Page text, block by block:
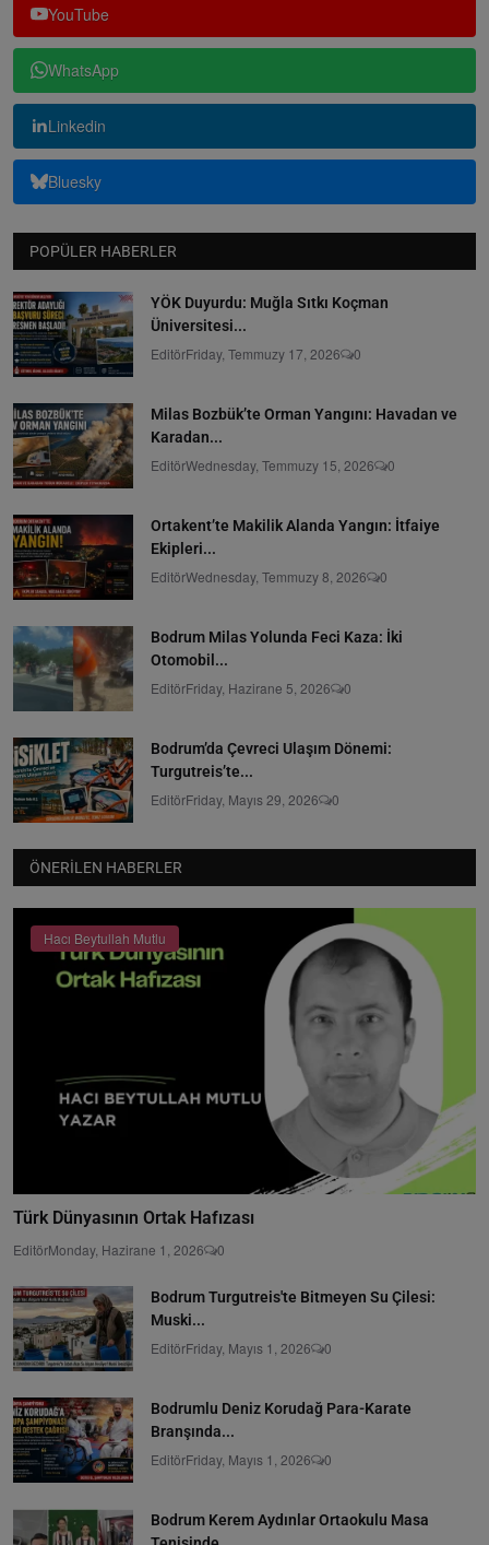
YouTube
WhatsApp
Linkedin
Bluesky
POPÜLER HABERLER
YÖK Duyurdu: Muğla Sıtkı Koçman
Üniversitesi...
EditörFriday, Temmuzy 17, 2026 0
Milas Bozbük’te Orman Yangını: Havadan ve
Karadan...
EditörWednesday, Temmuzy 15, 2026 0
Ortakent’te Makilik Alanda Yangın: İtfaiye
Ekipleri...
EditörWednesday, Temmuzy 8, 2026 0
Bodrum Milas Yolunda Feci Kaza: İki
Otomobil...
EditörFriday, Hazirane 5, 2026 0
Bodrum’da Çevreci Ulaşım Dönemi:
Turgutreis’te...
EditörFriday, Mayıs 29, 2026 0
ÖNERILEN HABERLER
Hacı Beytullah Mutlu
Türk Dünyasının Ortak Hafızası
EditörMonday, Hazirane 1, 2026 0
Bodrum Turgutreis'te Bitmeyen Su Çilesi:
Muski...
EditörFriday, Mayıs 1, 2026 0
Bodrumlu Deniz Korudağ Para-Karate
Branşında...
EditörFriday, Mayıs 1, 2026 0
Bodrum Kerem Aydınlar Ortaokulu Masa